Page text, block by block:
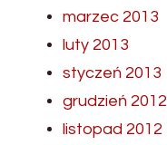
marzec 2013
luty 2013
styczeń 2013
grudzień 2012
listopad 2012